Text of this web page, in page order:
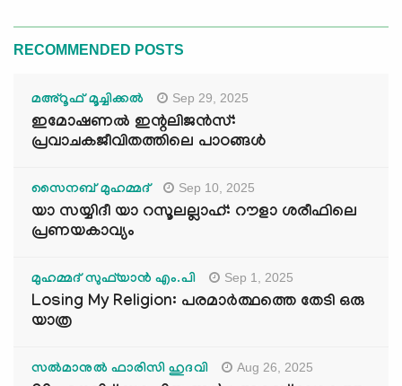
RECOMMENDED POSTS
മഅ്റൂഫ് മൂച്ചിക്കല്‍ Sep 29, 2025
ഇമോഷണൽ ഇന്റലിജൻസ്:
പ്രവാചകജീവിതത്തിലെ പാഠങ്ങൾ
സൈനബ് മുഹമ്മദ് Sep 10, 2025
യാ സയ്യിദീ യാ റസൂലല്ലാഹ്: റൗളാ ശരീഫിലെ
പ്രണയകാവ്യം
മുഹമ്മദ് സുഫ്‌യാൻ എം.പി Sep 1, 2025
Losing My Religion: പരമാർത്ഥത്തെ തേടി ഒരു
യാത്ര
സൽമാനുൽ ഫാരിസി ഹുദവി Aug 26, 2025